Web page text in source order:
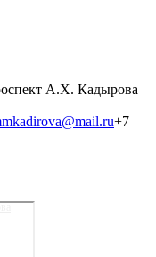
А.Х. Кадырова
+7